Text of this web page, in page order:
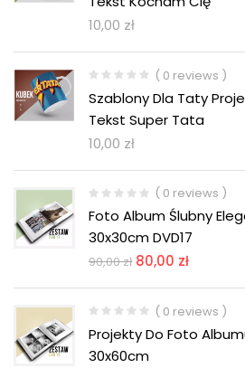
10,00 zł
( 0 reviews )
Szablony Dla Taty
Tekst Super Tata
10,00 zł
( 0 reviews )
Foto Album Ślubny
30x30cm DVD17
90,00zł 80,00 zł
( 0 reviews )
Projekty Do Foto
30x60cm